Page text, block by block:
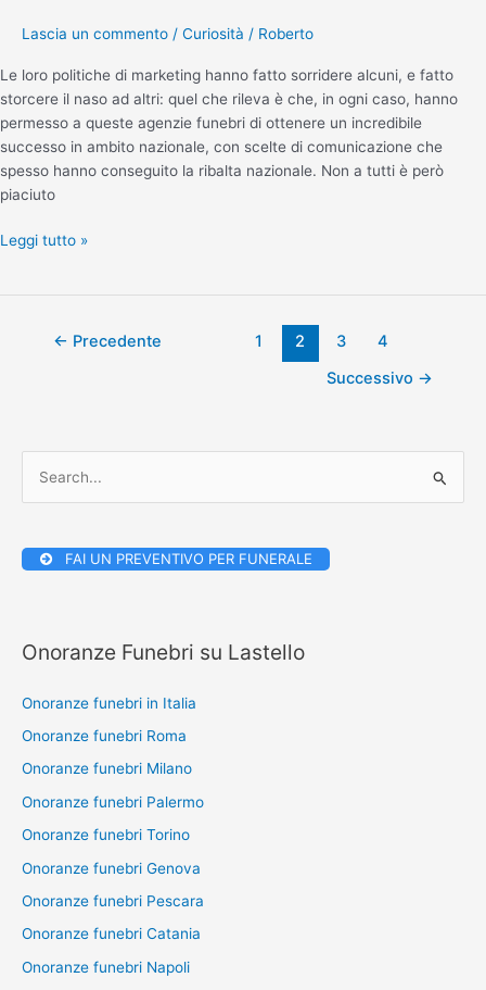
Lascia un commento / Curiosità / Roberto
Le loro politiche di marketing hanno fatto sorridere alcuni, e fatto
storcere il naso ad altri: quel che rileva è che, in ogni caso, hanno
permesso a queste agenzie funebri di ottenere un incredibile
successo in ambito nazionale, con scelte di comunicazione che
spesso hanno conseguito la ribalta nazionale. Non a tutti è però
piaciuto
Leggi tutto »
← Precedente 1 2 3
4
Successivo →
c
FAI UN PREVENTIVO PER FUNERALE
Onoranze Funebri su Lastello
Onoranze funebri in Italia
Onoranze funebri Roma
Onoranze funebri Milano
Onoranze funebri Palermo
Onoranze funebri Torino
Onoranze funebri Genova
Onoranze funebri Pescara
Onoranze funebri Catania
Onoranze funebri Napoli